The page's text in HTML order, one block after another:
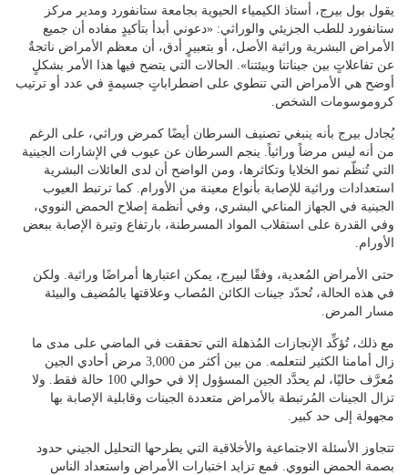
يقول بول بيرج، أستاذ الكيمياء الحيوية بجامعة ستانفورد ومدير مركز
ستانفورد للطب الجزيئي والوراثي: «دعوني أبدأ بتأكيدٍ مفاده أن جميع
الأمراض البشرية وراثية الأصل، أو بتعبيرٍ أدق، أن معظم الأمراض ناتجةٌ
عن تفاعلاتٍ بين جيناتنا وبيئتنا». الحالات التي يتضح فيها هذا الأمر بشكلٍ
أوضح هي الأمراض التي تنطوي على اضطراباتٍ جسيمةٍ في عدد أو ترتيب
كروموسومات الشخص.
يُجادل بيرج بأنه ينبغي تصنيف السرطان أيضًا كمرض وراثي، على الرغم
من أنه ليس مرضاً وراثياً. ينجم السرطان عن عيوب في الإشارات الجينية
التي تُنظّم نمو الخلايا وتكاثرها، ومن الواضح أن لدى العائلات البشرية
استعدادات وراثية للإصابة بأنواع معينة من الأورام. كما ترتبط العيوب
الجينية في الجهاز المناعي البشري، وفي أنظمة إصلاح الحمض النووي،
وفي القدرة على استقلاب المواد المسرطنة، بارتفاع وتيرة الإصابة ببعض
الأورام.
حتى الأمراض المُعدية، وفقًا لبيرج، يمكن اعتبارها أمراضًا وراثية. ولكن
في هذه الحالة، تُحدّد جينات الكائن المُصاب وعلاقتها بالمُضيف والبيئة
مسار المرض.
مع ذلك، تُؤكِّد الإنجازات المُذهلة التي تحققت في الماضي على مدى ما
زال أمامنا الكثير لنتعلمه. من بين أكثر من 3,000 مرض أحادي الجين
مُعرَّف حاليًا، لم يحدَّد الجين المسؤول إلا في حوالي 100 حالة فقط. ولا
تزال الجينات المُرتبطة بالأمراض متعددة الجينات وقابلية الإصابة بها
مجهولة إلى حد كبير.
تتجاوز الأسئلة الاجتماعية والأخلاقية التي يطرحها التحليل الجيني حدود
بصمة الحمض النووي. فمع تزايد اختبارات الأمراض واستعداد الناس